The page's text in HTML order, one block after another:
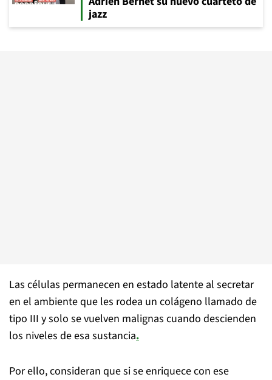
jazz
Las células permanecen en estado latente al secretar
en el ambiente que les rodea un colágeno llamado de
tipo III y solo se vuelven malignas cuando descienden
los niveles de esa sustancia.
Por ello, consideran que si se enriquece con ese